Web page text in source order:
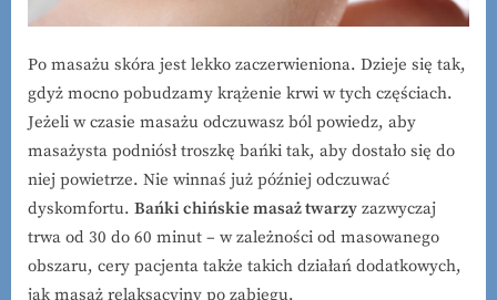
Po masażu skóra jest lekko zaczerwieniona. Dzieje się tak,
gdyż mocno pobudzamy krążenie krwi w tych częściach.
Jeżeli w czasie masażu odczuwasz ból powiedz, aby
masażysta podniósł troszkę bańki tak, aby dostało się do
niej powietrze. Nie winnaś już później odczuwać
dyskomfortu. Bańki chińskie masaż twarzy zazwyczaj
trwa od 30 do 60 minut – w zależności od masowanego
obszaru, cery pacjenta także takich działań dodatkowych,
jak masaż relaksacyjny po zabiegu.